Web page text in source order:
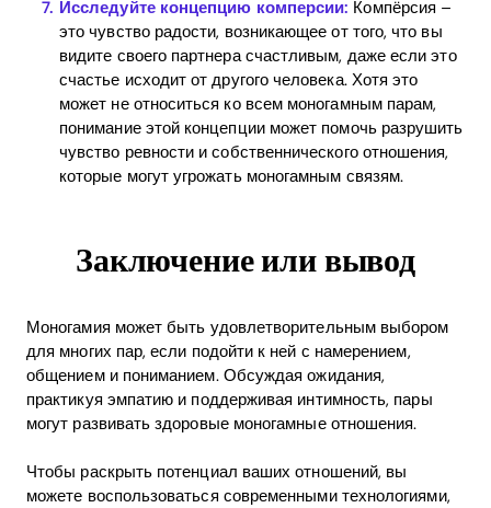
Исследуйте концепцию комперсии: Компёрсия –
это чувство радости, возникающее от того, что вы
видите своего партнера счастливым, даже если это
счастье исходит от другого человека. Хотя это
может не относиться ко всем моногамным парам,
понимание этой концепции может помочь разрушить
чувство ревности и собственнического отношения,
которые могут угрожать моногамным связям.
Заключение или вывод
Моногамия может быть удовлетворительным выбором
для многих пар, если подойти к ней с намерением,
общением и пониманием. Обсуждая ожидания,
практикуя эмпатию и поддерживая интимность, пары
могут развивать здоровые моногамные отношения.
Чтобы раскрыть потенциал ваших отношений, вы
можете воспользоваться современными технологиями,